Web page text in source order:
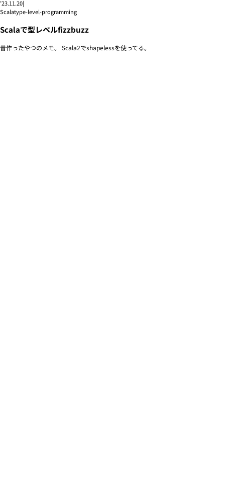
’23.11.20|
Scalatype-level-programming
Scalaで型レベルfizzbuzz
昔作ったやつのメモ。 Scala2でshapelessを使ってる。